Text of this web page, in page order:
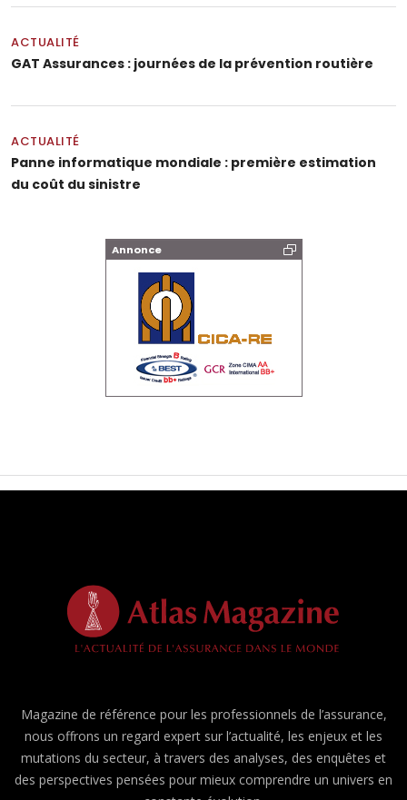
ACTUALITÉ
GAT Assurances : journées de la prévention routière
ACTUALITÉ
Panne informatique mondiale : première estimation
du coût du sinistre
Annonce
Magazine de référence pour les professionnels de l’assurance,
nous offrons un regard expert sur l’actualité, les enjeux et les
mutations du secteur, à travers des analyses, des enquêtes et
des perspectives pensées pour mieux comprendre un univers en